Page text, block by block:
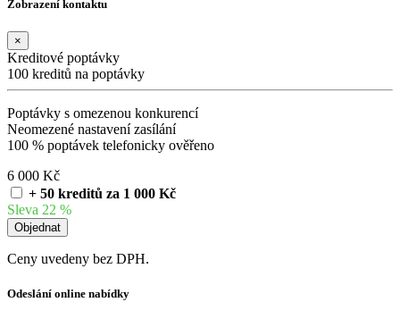
Zobrazení kontaktu
×
Kreditové poptávky
100 kreditů na poptávky
Poptávky s omezenou konkurencí
Neomezené nastavení zasílání
100 % poptávek telefonicky ověřeno
6 000 Kč
+ 50 kreditů za 1 000 Kč
Sleva 22 %
Ceny uvedeny bez DPH.
Odeslání online nabídky